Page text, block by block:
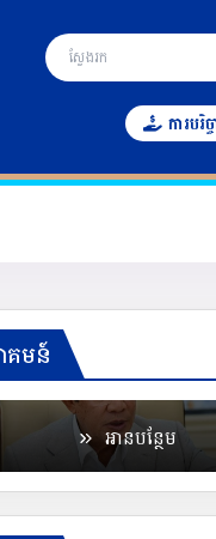
ការបរិច្
គមន៍
អគ្គមហាសេនាបតីតេជោ ហ៊ុ
ឋមន្ត្រី នៃព្រះរាជាណាចក្រកម្ពុជ
ណ:កម្មាធិការជាតិគ្រប់គ្រងគ្
អានបន្ថែម